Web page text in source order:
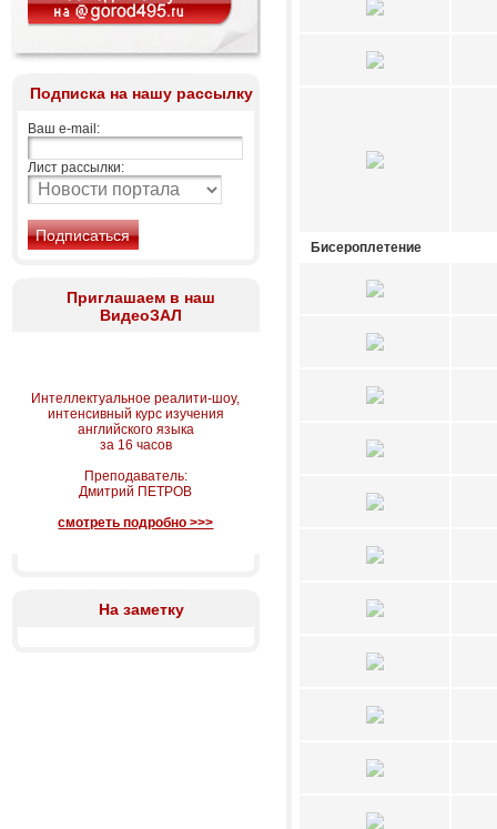
Подписка на нашу рассылку
Ваш e-mail:
Лист рассылки:
Приглашаем в наш
ВидеоЗАЛ
Интеллектуальное реалити-шоу,
интенсивный курс изучения
английского языка
за 16 часов
Преподаватель:
Дмитрий ПЕТРОВ
смотреть подробно >>>
На заметку
Бисероплетение